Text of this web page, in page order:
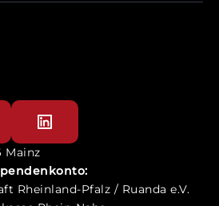
Mainz
Rheinland-Pfalz / Ruanda e.V.